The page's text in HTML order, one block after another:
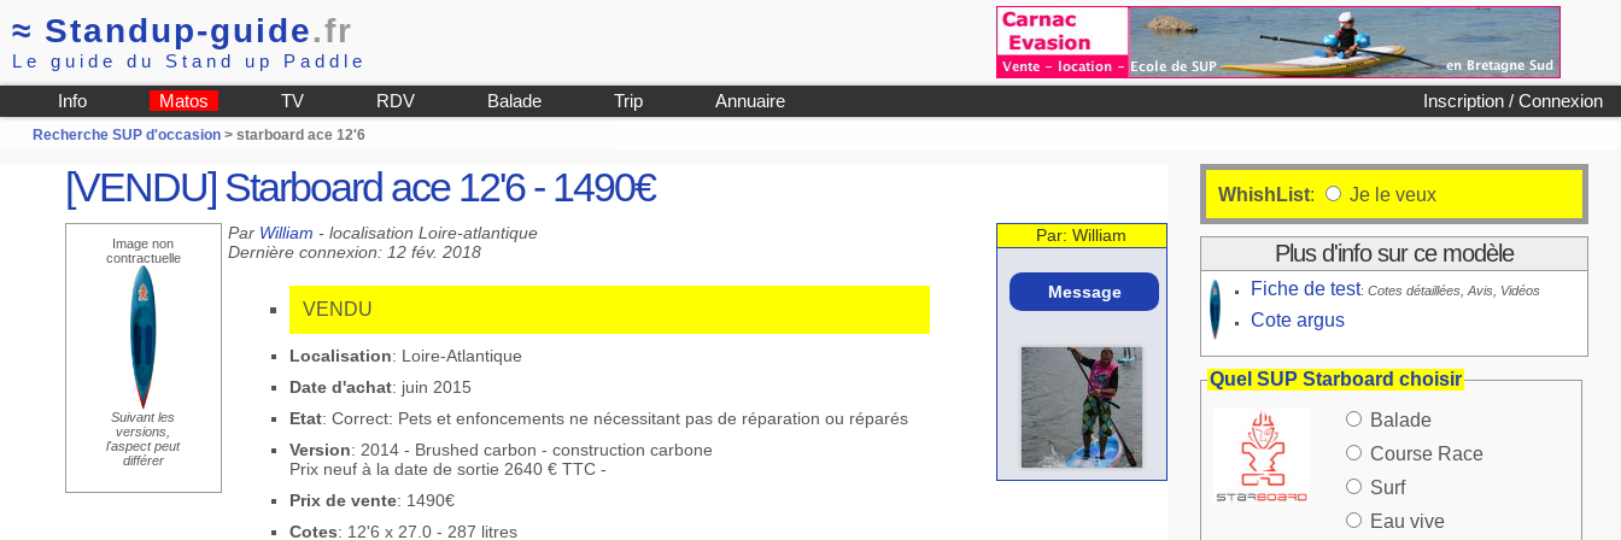
≈ Standup-guide.fr
Le guide du Stand up Paddle
Inscription / Connexion
Info Matos TV RDV Balade Trip Annuaire
Recherche SUP d'occasion> starboard ace 12'6
[VENDU] Starboard ace 12'6 - 1490€
Image non
contractuelle
Suivant les
versions,
l'aspect peut
différer
Par: William
Message
Par William - localisation Loire-atlantique
Dernière connexion: 12 fév. 2018
VENDU
Localisation: Loire-Atlantique
Date d'achat: juin 2015
Etat: Correct: Pets et enfoncements ne nécessitant pas de réparation ou réparés
Version: 2014 - Brushed carbon - construction carbone
Prix neuf à la date de sortie 2640 € TTC -
Prix de vente: 1490€
Cotes: 12'6 x 27.0 - 287 litres
WhishList: Je le veux
Plus d'info sur ce modèle
Fiche de test: Cotes détaillées, Avis, Vidéos
Cote argus
Quel SUP Starboard choisir
Balade
Course Race
Surf
Eau vive